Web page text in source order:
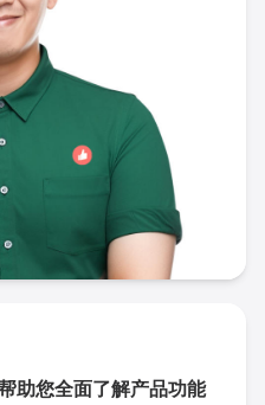
助您全面了解产品功能